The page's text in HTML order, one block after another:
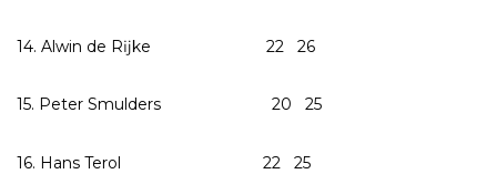
14. Alwin de Rĳke 22 26
15. Peter Smulders 20 25
16. Hans Terol 22 25